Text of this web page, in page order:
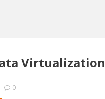
Virtualization
0